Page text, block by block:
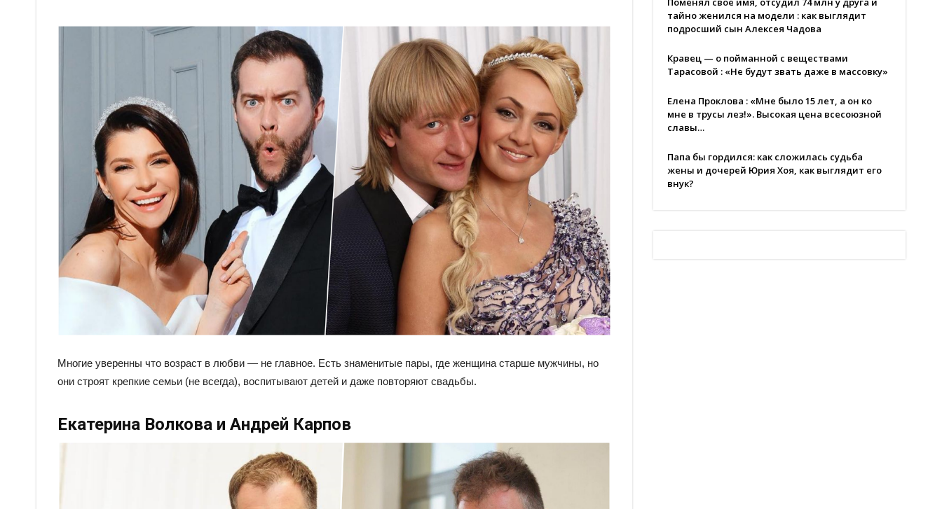
Многие уверенны что возраст в любви — не главное. Есть знаменитые пары, где женщина старше мужчины, но
они строят крепкие семьи (не всегда), воспитывают детей и даже повторяют свадьбы.
Екатерина Волкова и Андрей Карпов
тайно женился на модели : как выглядит
подросший сын Алексея Чадова
Кравец — о пойманной с веществами
Тарасовой : «Не будут звать даже в массовку»
Елена Проклова : «Мне было 15 лет, а он ко
мне в трусы лез!». Высокая цена всесоюзной
славы…
Папа бы гордился: как сложилась судьба
жены и дочерей Юрия Хоя, как выглядит его
внук?